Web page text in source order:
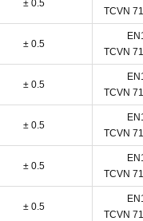
± 0.5
TCVN
± 0.5
TCVN
± 0.5
TCVN
± 0.5
TCVN
± 0.5
TCVN
± 0.5
TCVN